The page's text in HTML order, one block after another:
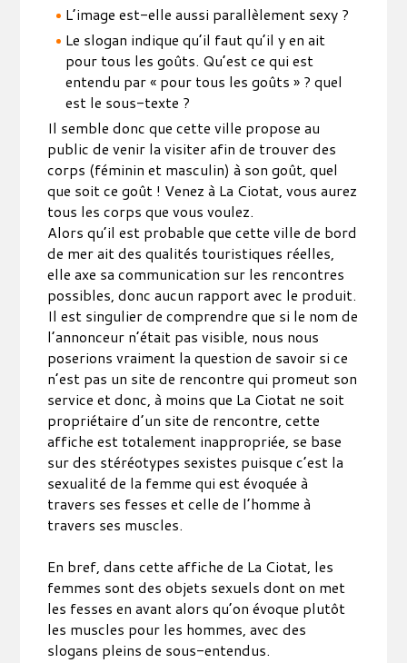
L’image est-elle aussi parallèlement sexy ?
Le slogan indique qu’il faut qu’il y en ait
pour tous les goûts. Qu’est ce qui est
entendu par « pour tous les goûts » ? quel
est le sous-texte ?
Il semble donc que cette ville propose au
public de venir la visiter afin de trouver des
corps (féminin et masculin) à son goût, quel
que soit ce goût ! Venez à La Ciotat, vous aurez
tous les corps que vous voulez.
Alors qu’il est probable que cette ville de bord
de mer ait des qualités touristiques réelles,
elle axe sa communication sur les rencontres
possibles, donc aucun rapport avec le produit.
Il est singulier de comprendre que si le nom de
l’annonceur n’était pas visible, nous nous
poserions vraiment la question de savoir si ce
n’est pas un site de rencontre qui promeut son
service et donc, à moins que La Ciotat ne soit
propriétaire d’un site de rencontre, cette
affiche est totalement inappropriée, se base
sur des stéréotypes sexistes puisque c’est la
sexualité de la femme qui est évoquée à
travers ses fesses et celle de l’homme à
travers ses muscles.
En bref, dans cette affiche de La Ciotat, les
femmes sont des objets sexuels dont on met
les fesses en avant alors qu’on évoque plutôt
les muscles pour les hommes, avec des
slogans pleins de sous-entendus.